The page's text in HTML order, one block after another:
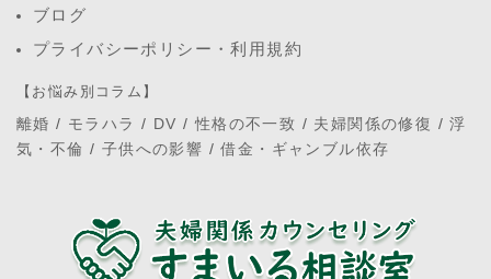
ブログ
プライバシーポリシー・利用規約
【お悩み別コラム】
離婚 / モラハラ / DV/性格の不一致 / 夫婦関係の修復 /浮
気・不倫 / 子供への影響 /借金・ギャンブル依存